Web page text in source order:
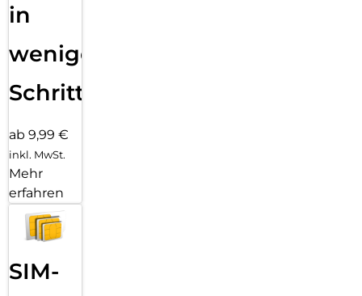
in
wenigen
Schritten
ab 9,99 €
inkl. MwSt.
Mehr
erfahren
SIM-